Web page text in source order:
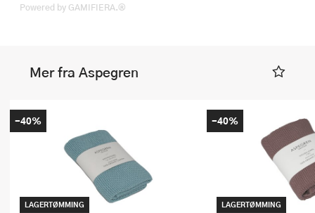
Powered by GAMIFIERA.®
Mer fra Aspegren
LAGERTØMMING
-40%
LAGERTØMMING
-40%